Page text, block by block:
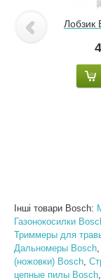
Лобзик
Інші товари Bosch:
Газонокосилки
Триммеры для
Дальномеры Bosch,
(ножовки) Bosch,
цепные пилы Bosch,